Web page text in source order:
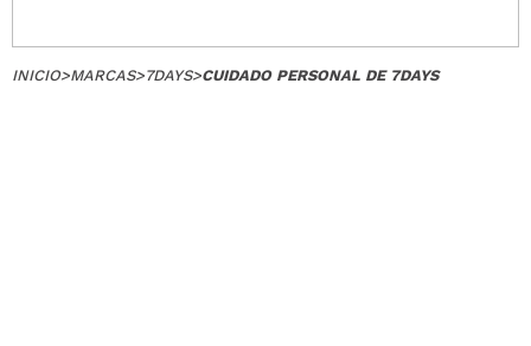
INICIO>MARCAS>7DAYS>CUIDADO PERSONAL DE 7DAYS